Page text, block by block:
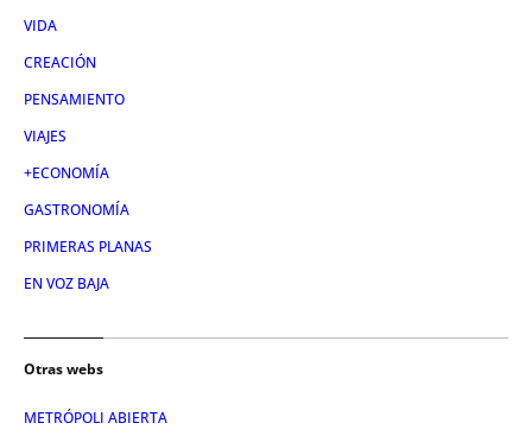
VIDA
CREACIÓN
PENSAMIENTO
VIAJES
+ECONOMÍA
GASTRONOMÍA
PRIMERAS PLANAS
EN VOZ BAJA
Otras webs
METRÓPOLI ABIERTA